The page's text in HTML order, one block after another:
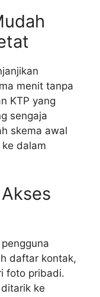
menit tanpa
KTP yang
sengaja
skema awal
dalam
daftar kontak,
foto pribadi.
ke